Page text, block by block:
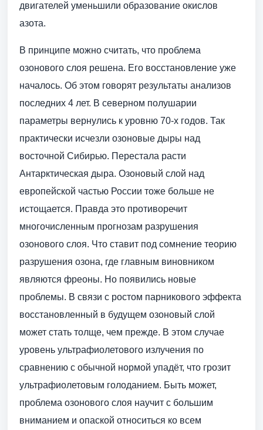
двигателей уменьшили образование окислов
азота.
В принципе можно считать, что проблема
озонового слоя решена. Его восстановление уже
началось. Об этом говорят результаты анализов
последних 4 лет. В северном полушарии
параметры вернулись к уровню 70-х годов. Так
практически исчезли озоновые дыры над
восточной Сибирью. Перестала расти
Антарктическая дыра. Озоновый слой над
европейской частью России тоже больше не
истощается. Правда это противоречит
многочисленным прогнозам разрушения
озонового слоя. Что ставит под сомнение теорию
разрушения озона, где главным виновником
являются фреоны. Но появились новые
проблемы. В связи с ростом парникового эффекта
восстановленный в будущем озоновый слой
может стать толще, чем прежде. В этом случае
уровень ультрафиолетового излучения по
сравнению с обычной нормой упадёт, что грозит
ультрафиолетовым голоданием. Быть может,
проблема озонового слоя научит с большим
вниманием и опаской относиться ко всем